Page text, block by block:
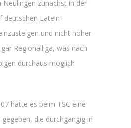
Neulingen zunächst in der
deutschen Latein-
und nicht höher
Regionalliga, was nach
durchaus möglich
hatte es beim TSC eine
die durchgängig in